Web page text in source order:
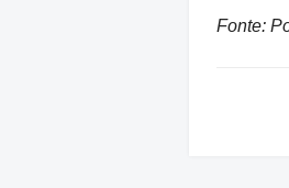
Fonte: